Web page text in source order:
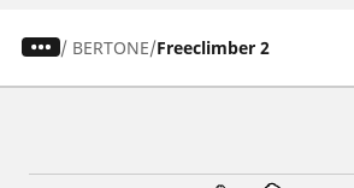
/ BERTONE Freeclimber 2